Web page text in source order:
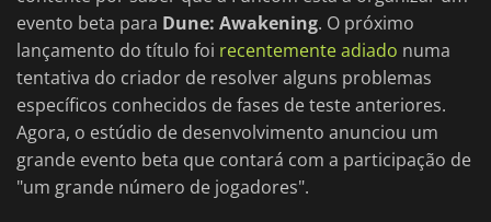
evento beta para Dune: Awakening. O próximo
lançamento do título foi recentemente adiado numa
tentativa do criador de resolver alguns problemas
específicos conhecidos de fases de teste anteriores.
Agora, o estúdio de desenvolvimento anunciou um
grande evento beta que contará com a participação de
"um grande número de jogadores".